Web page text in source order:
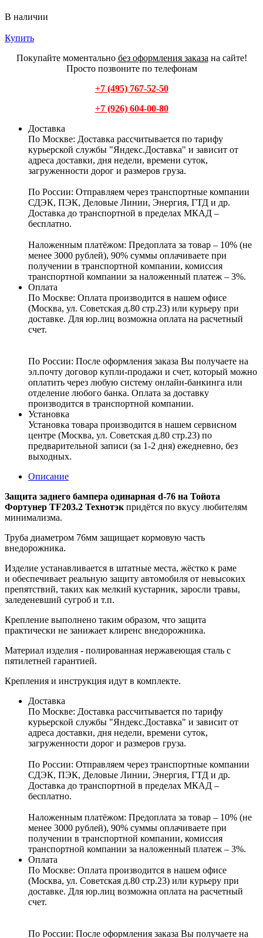
В наличии
Купить
Покупайте моментально без оформления заказа на сайте!
Просто позвоните по телефонам
+7 (495) 767-52-50
+7 (926) 604-00-80
Доставка
По Москве: Доставка рассчитывается по тарифу
курьерской службы "Яндекс.Доставка" и зависит от
адреса доставки, дня недели, времени суток,
загруженности дорог и размеров груза.
По России: Отправляем через транспортные компании
СДЭК, ПЭК, Деловые Линии, Энергия, ГТД и др.
Доставка до транспортной в пределах МКАД –
бесплатно.
Наложенным платёжом: Предоплата за товар – 10% (не
менее 3000 рублей), 90% суммы оплачиваете при
получении в транспортной компании, комиссия
транспортной компании за наложенный платеж – 3%.
Оплата
По Москве: Оплата производится в нашем офисе
(Москва, ул. Советская д.80 стр.23) или курьеру при
доставке. Для юр.лиц возможна оплата на расчетный
счет.
По России: После оформления заказа Вы получаете на
эл.почту договор купли-продажи и счет, который можно
оплатить через любую систему онлайн-банкинга или
отделение любого банка. Оплата за доставку
производится в транспортной компании.
Установка
Установка товара производится в нашем сервисном
центре (Москва, ул. Советская д.80 стр.23) по
предварительной записи (за 1-2 дня) ежедневно, без
выходных.
Описание
Защита заднего бампера одинарная d-76 на Тойота
Фортунер TF203.2 Технотэк придётся по вкусу любителям
минимализма.
Труба диаметром 76мм защищает кормовую часть
внедорожника.
Изделие устанавливается в штатные места, жёстко к раме
и обеспечивает реальную защиту автомобиля от невысоких
препятствий, таких как мелкий кустарник, заросли травы,
заледеневший сугроб и т.п.
Крепление выполнено таким образом, что защита
практически не занижает клиренс внедорожника.
Материал изделия - полированная нержавеющая сталь с
пятилетней гарантией.
Крепления и инструкция идут в комплекте.
Доставка
По Москве: Доставка рассчитывается по тарифу
курьерской службы "Яндекс.Доставка" и зависит от
адреса доставки, дня недели, времени суток,
загруженности дорог и размеров груза.
По России: Отправляем через транспортные компании
СДЭК, ПЭК, Деловые Линии, Энергия, ГТД и др.
Доставка до транспортной в пределах МКАД –
бесплатно.
Наложенным платёжом: Предоплата за товар – 10% (не
менее 3000 рублей), 90% суммы оплачиваете при
получении в транспортной компании, комиссия
транспортной компании за наложенный платеж – 3%.
Оплата
По Москве: Оплата производится в нашем офисе
(Москва, ул. Советская д.80 стр.23) или курьеру при
доставке. Для юр.лиц возможна оплата на расчетный
счет.
По России: После оформления заказа Вы получаете на